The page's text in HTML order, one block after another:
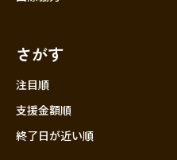
さがす
注目順
支援金額順
終了日が近い順